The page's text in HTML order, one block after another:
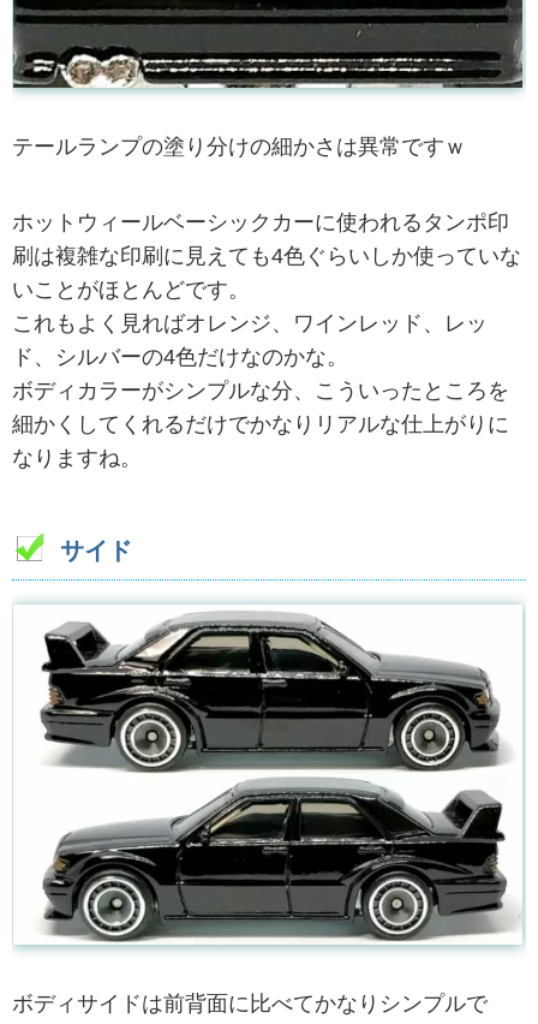
テールランプの塗り分けの細かさは異常ですｗ
ホットウィールベーシックカーに使われるタンポ印
刷は複雑な印刷に見えても4色ぐらいしか使っていな
いことがほとんどです。
これもよく見ればオレンジ、ワインレッド、レッ
ド、シルバーの4色だけなのかな。
ボディカラーがシンプルな分、こういったところを
細かくしてくれるだけでかなりリアルな仕上がりに
なりますね。
サイド
ボディサイドは前背面に比べてかなりシンプルで